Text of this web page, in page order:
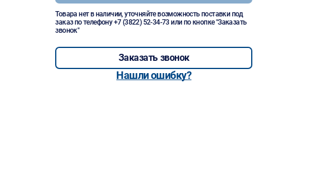
Товара нет в наличии, уточняйте возможность поставки под
заказ по телефону+7 (3822) 52-34-73 или по кнопке "Заказать
звонок"
Заказать звонок
Нашли ошибку?